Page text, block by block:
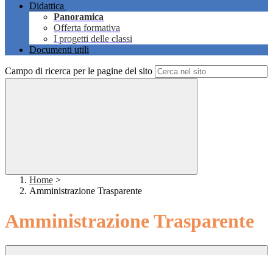
Didattica
Panoramica
Offerta formativa
I progetti delle classi
Documenti utili
Campo di ricerca per le pagine del sito
Home >
Amministrazione Trasparente
Amministrazione Trasparente